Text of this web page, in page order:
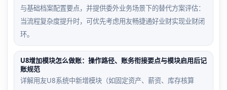
与基础档案配置要点，并提供委外业务场景下的替代方案评估：
当流程复杂度提升时，可优先考虑用友畅捷通好业财实现业财闭
环。
U8增加模块怎么做账：操作路径、账务衔接要点与模块启用后记
账规范
详解用友U8系统中新增模块（如固定资产、薪资、库存核算